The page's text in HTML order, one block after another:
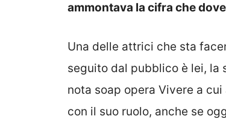
ammontava la cifra che
Una delle attrici che sta
seguito dal pubblico è lei, la
nota soap opera Vivere a
con il suo ruolo, anche se